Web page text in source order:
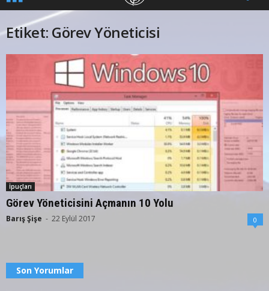
Etiket: Görev Yöneticisi
İpuçları
Görev Yöneticisini Açmanın 10 Yolu
Barış Şişe - 22 Eylül 2017 0
Son Yorumlar